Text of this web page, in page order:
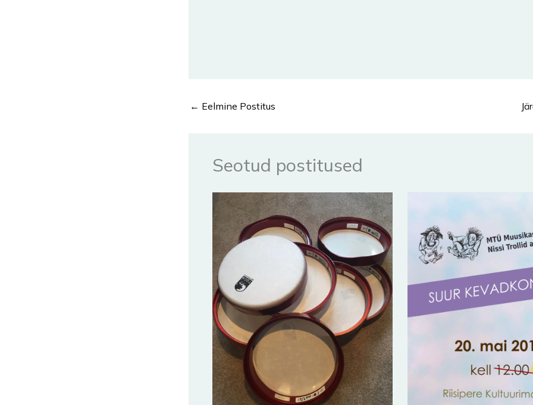
← Eelmine Postitus
Seotud postitused